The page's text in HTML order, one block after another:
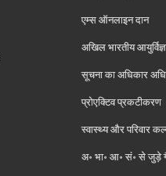
एम्स ऑनलाइन दान
अखिल भारतीय
सूचना का अधिकार
प्रोएक्टिव प्रकटीकरण
स्वास्थ्य और परिवार
अ॰ भा॰ आ॰ सं॰ से जुड़े